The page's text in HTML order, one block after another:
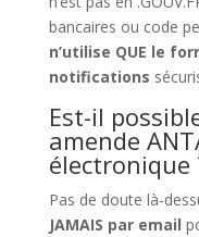
bancaires ou code
n’utilise QUE le
notifications
Est-il
amende
électronique
Pas de doute là-
JAMAIS par email